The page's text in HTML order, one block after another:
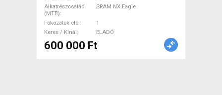
Alkatrészcsalád
(MTB)
SRAM NX Eagle
Fokozatok elöl
1
Keres / Kínál
ELADÓ
600 000 Ft